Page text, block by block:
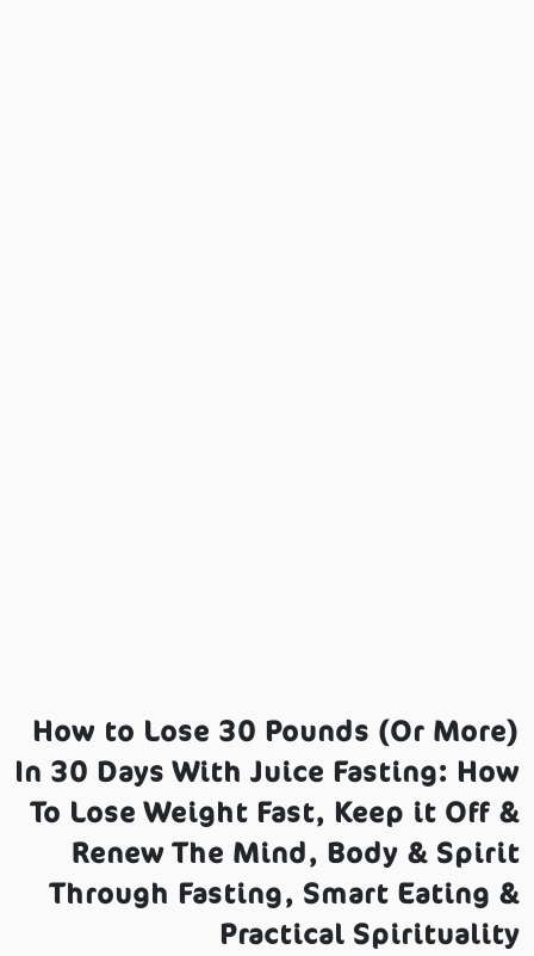
How to Lose 30 Pounds (Or More)
In 30 Days With Juice Fasting: How
To Lose Weight Fast, Keep it Off &
Renew The Mind, Body & Spirit
Through Fasting, Smart Eating &
Practical Spirituality